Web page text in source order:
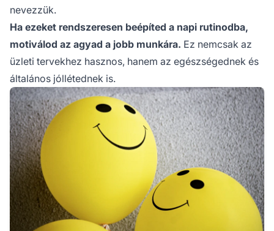
nevezzük.
Ha ezeket rendszeresen beépíted a napi rutinodba,
motiválod az agyad a jobb munkára. Ez nemcsak az
üzleti tervekhez hasznos, hanem az egészségednek és
általános jóllétednek is.